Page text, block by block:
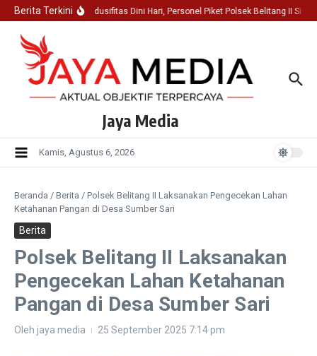
Lewati ke konten
Berita TerkiniJaga Kondusifitas Dini Hari, Personel Piket Polsek Belitang II Sisir
Jaya Media
Kamis, Agustus 6, 2026
Beranda / Berita / Polsek Belitang II Laksanakan Pengecekan Lahan
Ketahanan Pangan di Desa Sumber Sari
Berita
Polsek Belitang II Laksanakan
Pengecekan Lahan Ketahanan
Pangan di Desa Sumber Sari
Oleh jaya media 25 September 2025 7:14 pm